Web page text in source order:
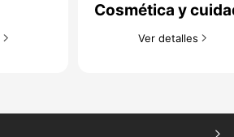
Cosmética y
de la piel​
Ver detalles​